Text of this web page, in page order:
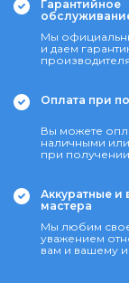
Гарантийное
Мы
и даем
Оплата при
Вы можете
наличными
при получении
Аккуратные
мастера
Мы любим
уважением
вам и вашему